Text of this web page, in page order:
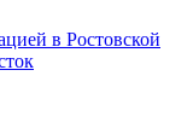
в Ростовской